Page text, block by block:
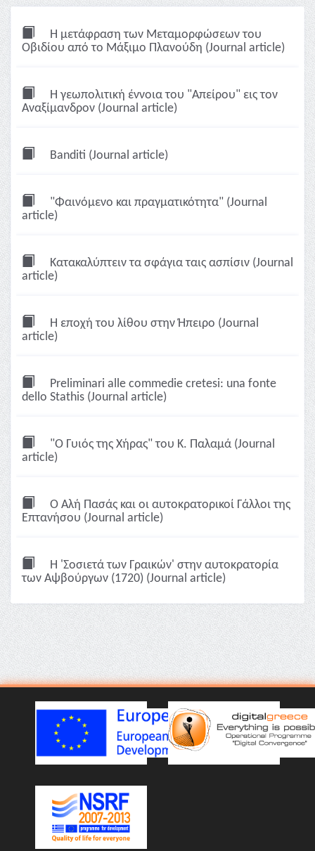
Η μετάφραση των Μεταμορφώσεων του
Οβιδίου από το Μάξιμο Πλανούδη (Journal article)
Η γεωπολιτική έννοια του "Απείρου" εις τον
Αναξίμανδρον (Journal article)
Banditi (Journal article)
"Φαινόμενο και πραγματικότητα" (Journal
article)
Κατακαλύπτειν τα σφάγια ταις ασπίσιν (Journal
article)
Η εποχή του λίθου στην Ήπειρο (Journal
article)
Preliminari alle commedie cretesi: una fonte
dello Stathis (Journal article)
"Ο Γυιός της Χήρας" του Κ. Παλαμά (Journal
article)
Ο Αλή Πασάς και οι αυτοκρατορικοί Γάλλοι της
Επτανήσου (Journal article)
Η 'Σοσιετά των Γραικών' στην αυτοκρατορία
των Αψβούργων (1720) (Journal article)